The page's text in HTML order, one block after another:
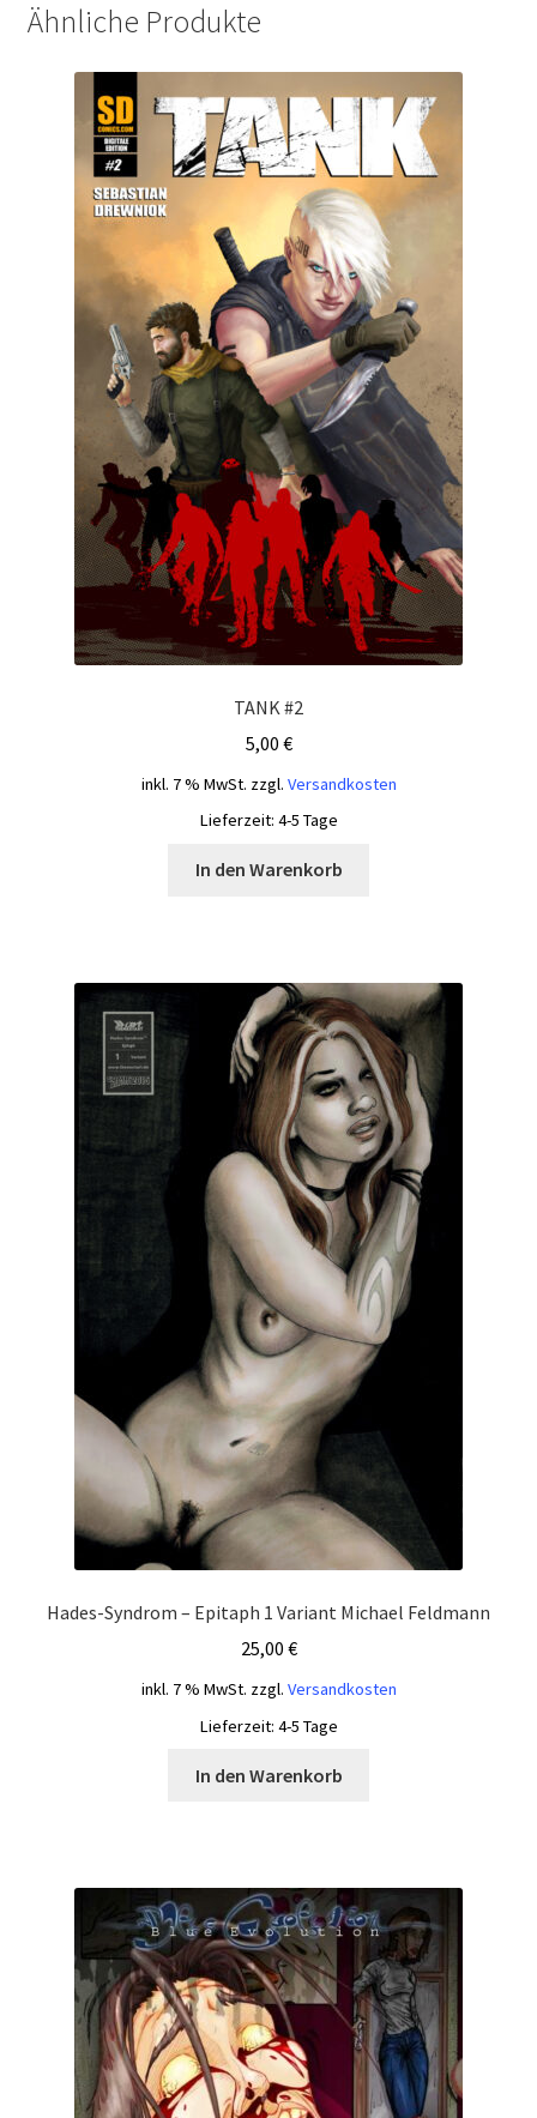
Ähnliche Produkte
TANK #2
5,00 €
inkl. 7 % MwSt. zzgl. Versandkosten
Lieferzeit: 4-5 Tage
In den Warenkorb
Hades-Syndrom – Epitaph 1 Variant Michael Feldmann
25,00 €
inkl. 7 % MwSt. zzgl. Versandkosten
Lieferzeit: 4-5 Tage
In den Warenkorb